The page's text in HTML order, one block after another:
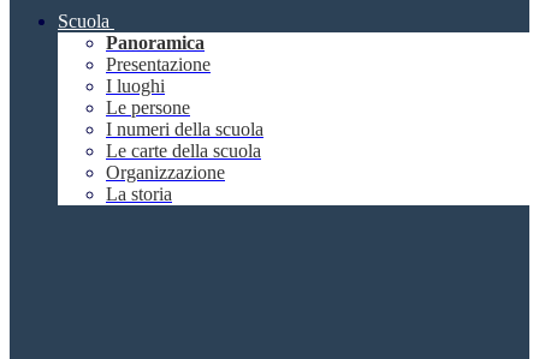
Scuola
Panoramica
Presentazione
I luoghi
Le persone
I numeri della scuola
Le carte della scuola
Organizzazione
La storia